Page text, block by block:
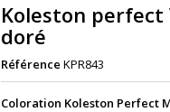
Koleston perfect
doré
Référence KPR843
Coloration Koleston Perfect